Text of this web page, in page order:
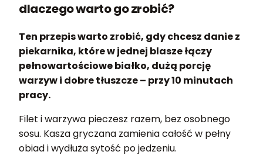
dlaczego warto go zrobić?
Ten przepis warto zrobić, gdy chcesz danie z
piekarnika, które w jednej blasze łączy
pełnowartościowe białko, dużą porcję
warzyw i dobre tłuszcze – przy 10 minutach
pracy.
Filet i warzywa pieczesz razem, bez osobnego
sosu. Kasza gryczana zamienia całość w pełny
obiad i wydłuża sytość po jedzeniu.